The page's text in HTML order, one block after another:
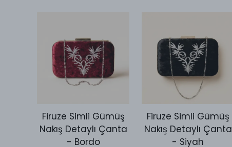
Firuze Simli Gümüş
Nakış Detaylı Çanta
- Bordo
Firuze Simli Gümüş
Nakış Detaylı Çanta
- Siyah